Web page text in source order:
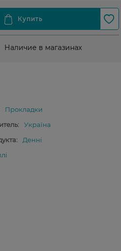
Наличие в магазинах
Прокладки
Україна
Денні